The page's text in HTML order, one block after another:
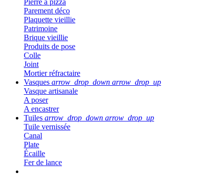
Parement déco
Plaquette vieillie
Patrimoine
Brique vieillie
Produits de pose
Colle
Joint
Mortier réfractaire
Vasques arrow_drop_down arrow_drop_up
Vasque artisanale
A poser
A encastrer
Tuiles arrow_drop_down arrow_drop_up
Tuile vernissée
Canal
Plate
Écaille
Fer de lance